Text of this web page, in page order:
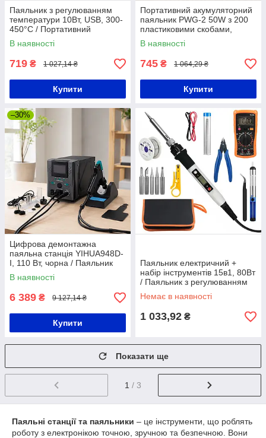
Паяльник з регулюванням
температури 10Вт, USB, 300-
450°C / Портативний
паяльник / USB паяльник
В наявності
719 ₴ 1 027,14 ₴
Купити
Портативний акумуляторний
паяльник PWG-2 50W з 200
пластиковими скобами,
чорний / Паяльник для
пластику
В наявності
745 ₴ 1 064,29 ₴
Купити
–30%
Цифрова демонтажна
паяльна станція YIHUA948D-
I, 110 Вт, чорна / Паяльник
для мікросхем / Демонтаж
В наявності
6 389 ₴ 9 127,14 ₴
Купити
Паяльник електричний +
набір інструментів 15в1, 80Вт
/ Паяльник з регулюванням
температури / Набір для
пайки
Немає в наявності
1 033,92 ₴
Показати ще
1 / 3
Паяльні станції та паяльники – це інструменти, що роблять
роботу з електронікою точною, зручною та безпечною. Вони